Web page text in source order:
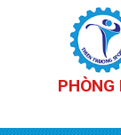
PHÒNG